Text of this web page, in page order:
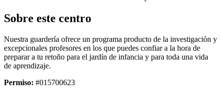
Sobre este centro
Nuestra guardería ofrece un programa producto de la investigación y
excepcionales profesores en los que puedes confiar a la hora de
preparar a tu retoño para el jardín de infancia y para toda una vida
de aprendizaje.
Permiso: #015700623